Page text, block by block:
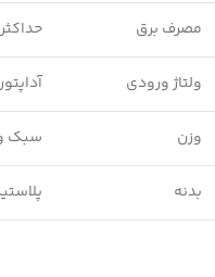
مصرف برق حداکثر 2.64 وات
ولتاژ ورودی آداپتور 5 ولت DC
وزن سبک
بدنه